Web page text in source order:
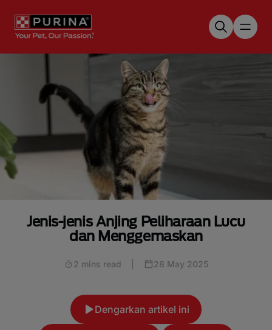
Jenis-jenis Anjing Peliharaan Lucu
dan Menggemaskan
2 mins read 28 May 2025
Dengarkan artikel ini